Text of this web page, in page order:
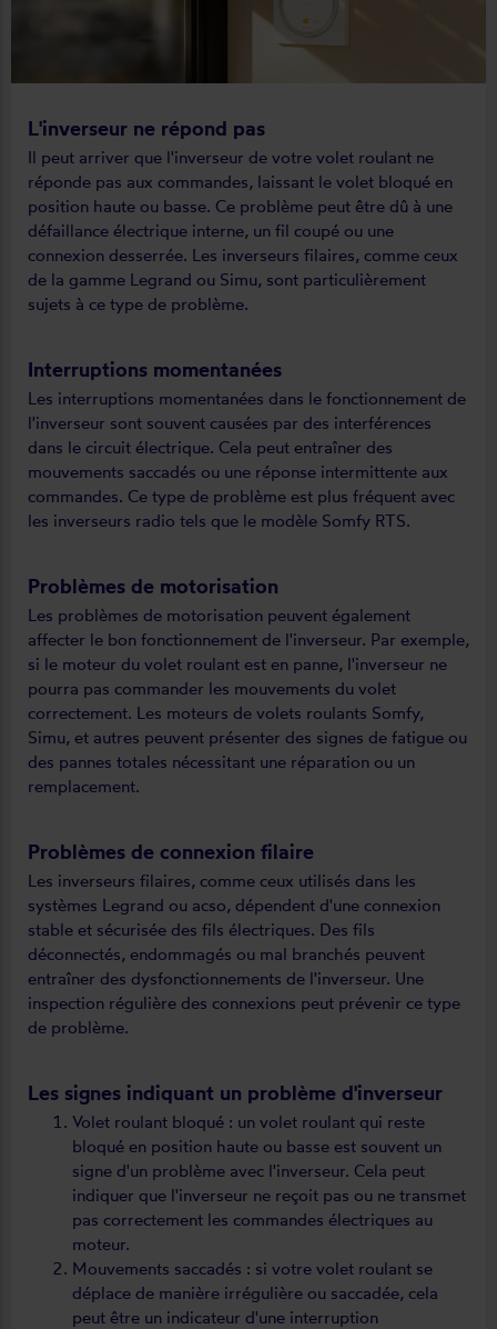
L'inverseur ne répond pas
Il peut arriver que l'inverseur de votre volet roulant ne
réponde pas aux commandes, laissant le volet bloqué en
position haute ou basse. Ce problème peut être dû à une
défaillance électrique interne, un fil coupé ou une
connexion desserrée. Les inverseurs filaires, comme ceux
de la gamme Legrand ou Simu, sont particulièrement
sujets à ce type de problème.
Interruptions momentanées
Les interruptions momentanées dans le fonctionnement de
l'inverseur sont souvent causées par des interférences
dans le circuit électrique. Cela peut entraîner des
mouvements saccadés ou une réponse intermittente aux
commandes. Ce type de problème est plus fréquent avec
les inverseurs radio tels que le modèle Somfy RTS.
Problèmes de motorisation
Les problèmes de motorisation peuvent également
affecter le bon fonctionnement de l'inverseur. Par exemple,
si le moteur du volet roulant est en panne, l'inverseur ne
pourra pas commander les mouvements du volet
correctement. Les moteurs de volets roulants Somfy,
Simu, et autres peuvent présenter des signes de fatigue ou
des pannes totales nécessitant une réparation ou un
remplacement.
Problèmes de connexion filaire
Les inverseurs filaires, comme ceux utilisés dans les
systèmes Legrand ou acso, dépendent d'une connexion
stable et sécurisée des fils électriques. Des fils
déconnectés, endommagés ou mal branchés peuvent
entraîner des dysfonctionnements de l'inverseur. Une
inspection régulière des connexions peut prévenir ce type
de problème.
Les signes indiquant un problème d'inverseur
Volet roulant bloqué : un volet roulant qui reste
bloqué en position haute ou basse est souvent un
signe d'un problème avec l'inverseur. Cela peut
indiquer que l'inverseur ne reçoit pas ou ne transmet
pas correctement les commandes électriques au
moteur.
Mouvements saccadés : si votre volet roulant se
déplace de manière irrégulière ou saccadée, cela
peut être un indicateur d'une interruption